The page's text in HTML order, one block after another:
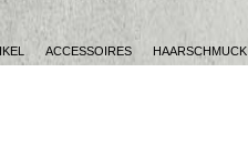
ACCESSOIRES HAARSCHMUCK